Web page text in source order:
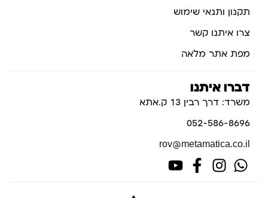
תקנון ותנאי שימוש
צרו איתנו קשר
מפת אתר מלאה
דברו איתנו
משרד: דרך רבין 13 ק.אתא
052-586-8696
rov@metamatica.co.il